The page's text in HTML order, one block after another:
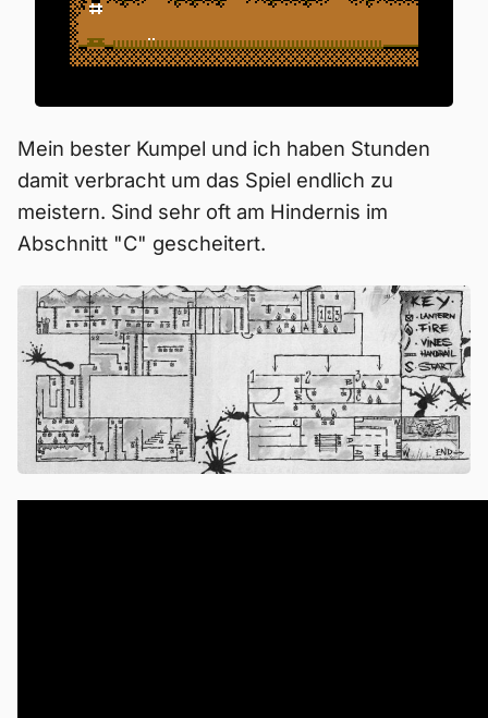
Mein bester Kumpel und ich haben Stunden
damit verbracht um das Spiel endlich zu
meistern. Sind sehr oft am Hindernis im
Abschnitt "C" gescheitert.